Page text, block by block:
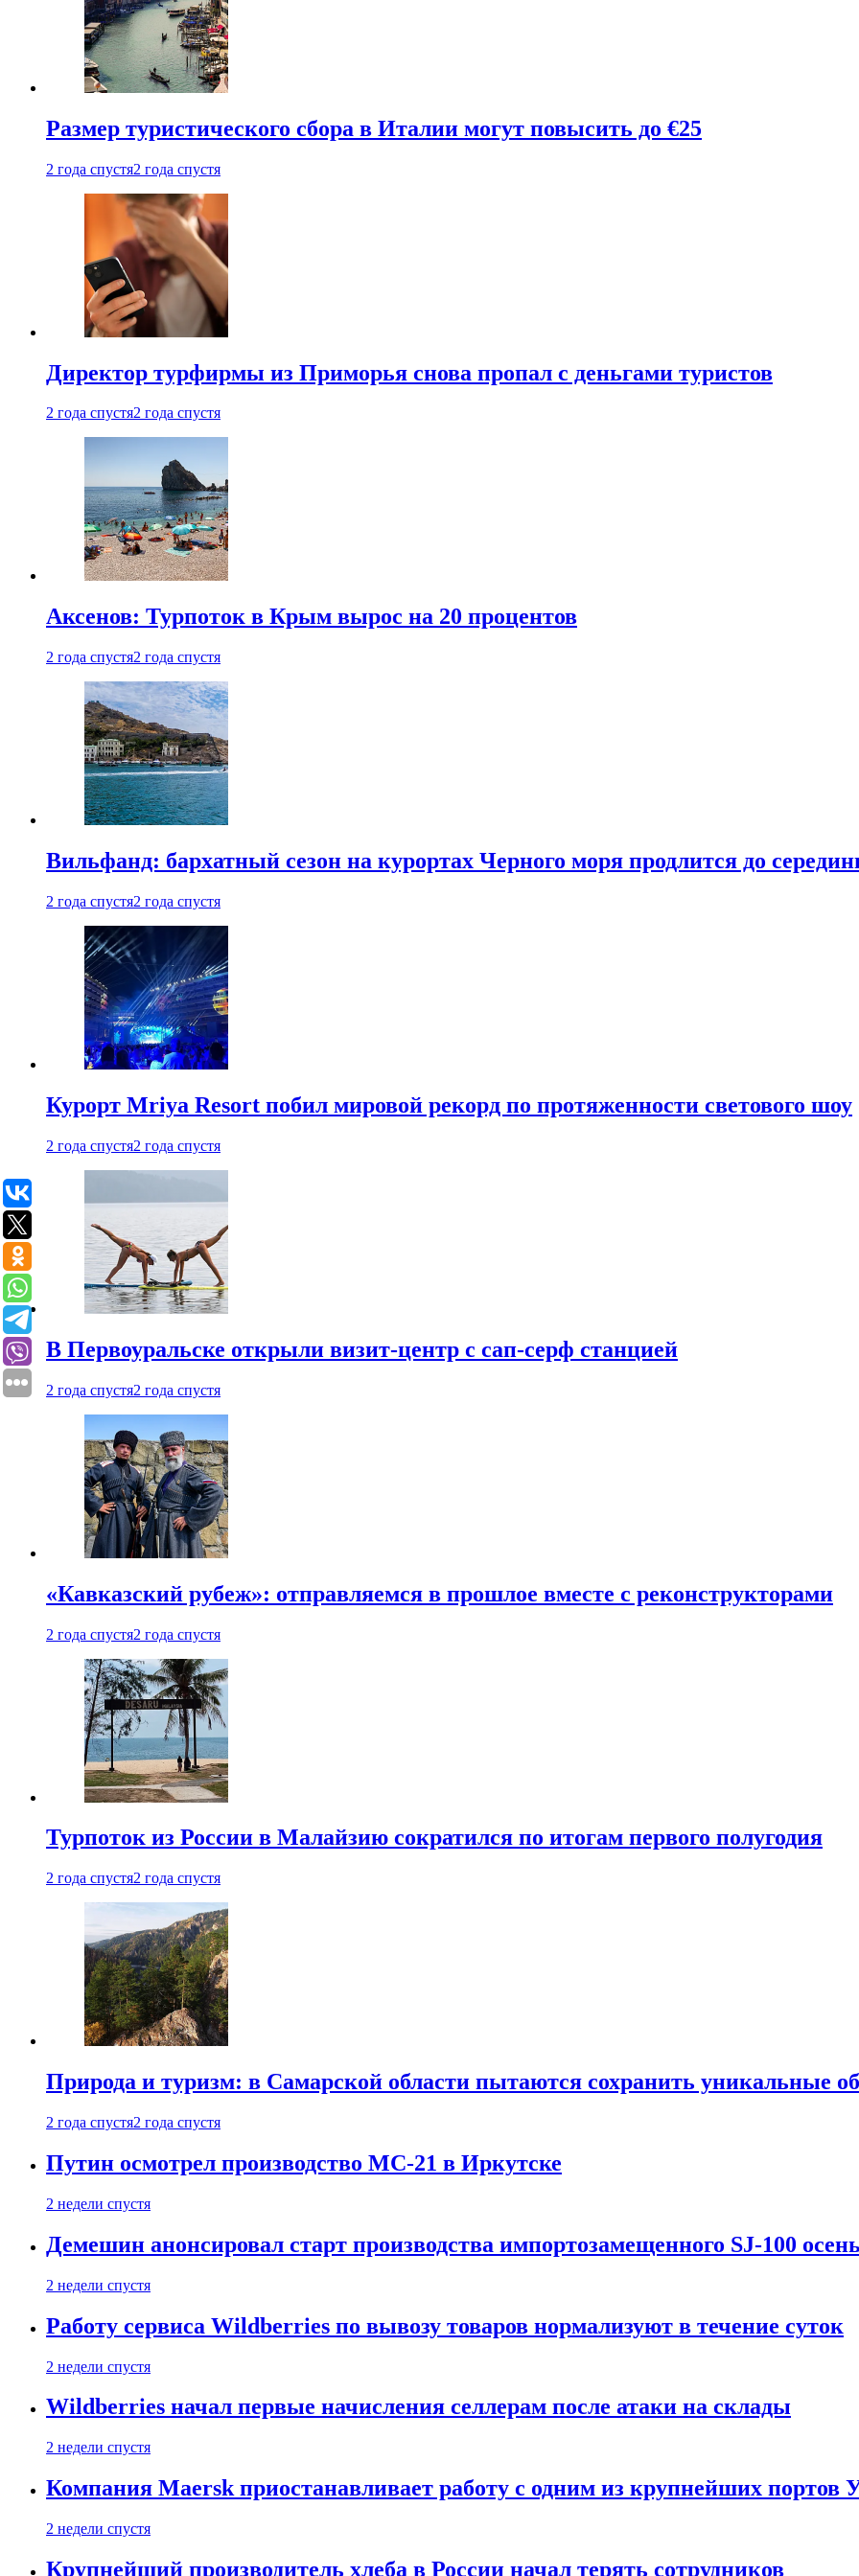
Размер туристического сбора в Италии могут повысить до €25
2 года спустя2 года спустя
Директор турфирмы из Приморья снова пропал с деньгами туристов
2 года спустя2 года спустя
Аксенов: Турпоток в Крым вырос на 20 процентов
2 года спустя2 года спустя
Вильфанд: бархатный сезон на курортах Черного моря продлится до
2 года спустя2 года спустя
Курорт Mriya Resort побил мировой рекорд по протяженности светового шоу
2 года спустя2 года спустя
В Первоуральске открыли визит-центр с сап-серф станцией
2 года спустя2 года спустя
«Кавказский рубеж»: отправляемся в прошлое вместе с реконструкторами
2 года спустя2 года спустя
Турпоток из России в Малайзию сократился по итогам первого полугодия
2 года спустя2 года спустя
Природа и туризм: в Самарской области пытаются сохранить уникальные
2 года спустя2 года спустя
Путин осмотрел производство МС-21 в Иркутске
2 недели спустя
Демешин анонсировал старт производства импортозамещенного SJ-100
2 недели спустя
Работу сервиса Wildberries по вывозу товаров нормализуют в течение суток
2 недели спустя
Wildberries начал первые начисления селлерам после атаки на склады
2 недели спустя
Компания Maersk приостанавливает работу с одним из крупнейших портов
2 недели спустя
Крупнейший производитель хлеба в России начал терять сотрудников